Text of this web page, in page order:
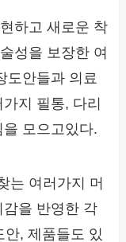
하고 새로운 착
성을 보장한 여
도안들과 의료
지 필통, 다리
모으고있다.
는 여러가지 머
을 반영한 각
, 제품들도 있